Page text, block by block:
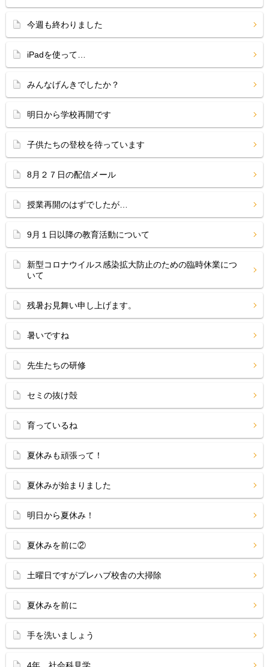
今週も終わりました
iPadを使って…
みんなげんきでしたか？
明日から学校再開です
子供たちの登校を待っています
8月２７日の配信メール
授業再開のはずでしたが…
9月１日以降の教育活動について
新型コロナウイルス感染拡大防止のための臨時休業につ
いて
残暑お見舞い申し上げます。
暑いですね
先生たちの研修
セミの抜け殻
育っているね
夏休みも頑張って！
夏休みが始まりました
明日から夏休み！
夏休みを前に②
土曜日ですがプレハブ校舎の大掃除
夏休みを前に
手を洗いましょう